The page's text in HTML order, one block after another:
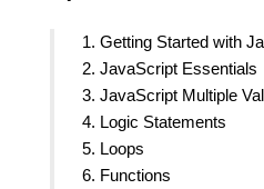
1. Getting Started with
2. JavaScript Essentials
3. JavaScript Multiple
4. Logic Statements
5. Loops
6. Functions